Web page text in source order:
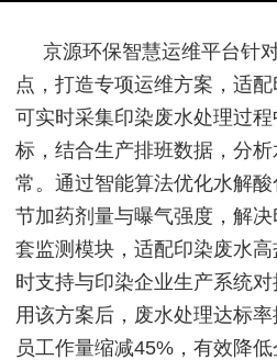
京源环保智慧运维平台针
点，打造专项运维方案，适
可实时采集印染废水处理过
标，结合生产排班数据，分
常。通过智能算法优化水解
节加药剂量与曝气强度，解
套监测模块，适配印染废水
时支持与印染企业生产系统
用该方案后，废水处理达标
员工作量缩减45%，有效降